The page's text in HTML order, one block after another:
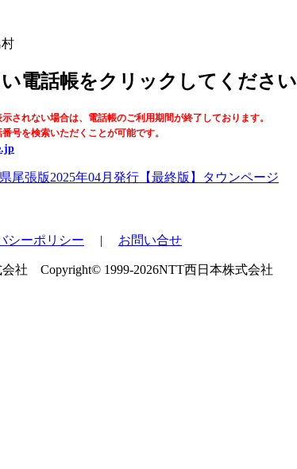
電話帳をクリックしてください
されない場合は、電話帳のご利用期間が終了しております。
号を検索いただくことが可能です。
【最終版】タウンページ
シーポリシー | お問い合せ
社 Copyright© 1999-2026NTT西日本株式会社